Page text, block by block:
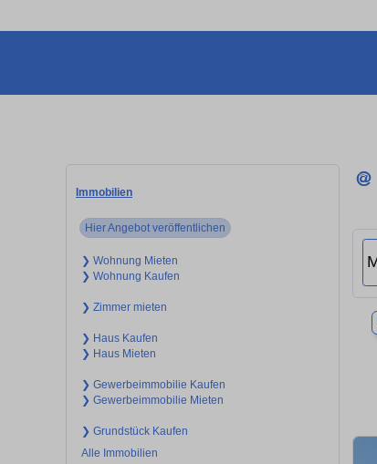
Immobilien
Hier Angebot veröffentlichen
❯ Wohnung Mieten
❯ Wohnung Kaufen
❯ Zimmer mieten
❯ Haus Kaufen
❯ Haus Mieten
❯ Gewerbeimmobilie Kaufen
❯ Gewerbeimmobilie Mieten
❯ Grundstück Kaufen
Alle Immobilien